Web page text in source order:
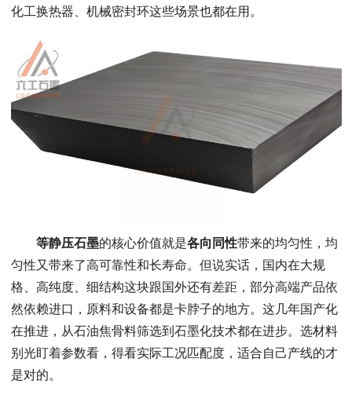
化工换热器、机械密封环这些场景也都在用。
等静压石墨的核心价值就是各向同性带来的均匀性，均
匀性又带来了高可靠性和长寿命。但说实话，国内在大规
格、高纯度、细结构这块跟国外还有差距，部分高端产品依
然依赖进口，原料和设备都是卡脖子的地方。这几年国产化
在推进，从石油焦骨料筛选到石墨化技术都在进步。选材料
别光盯着参数看，得看实际工况匹配度，适合自己产线的才
是对的。